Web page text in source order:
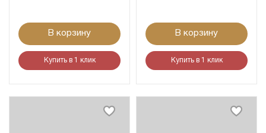
В корзину
Купить в 1 клик
В корзину
Купить в 1 клик